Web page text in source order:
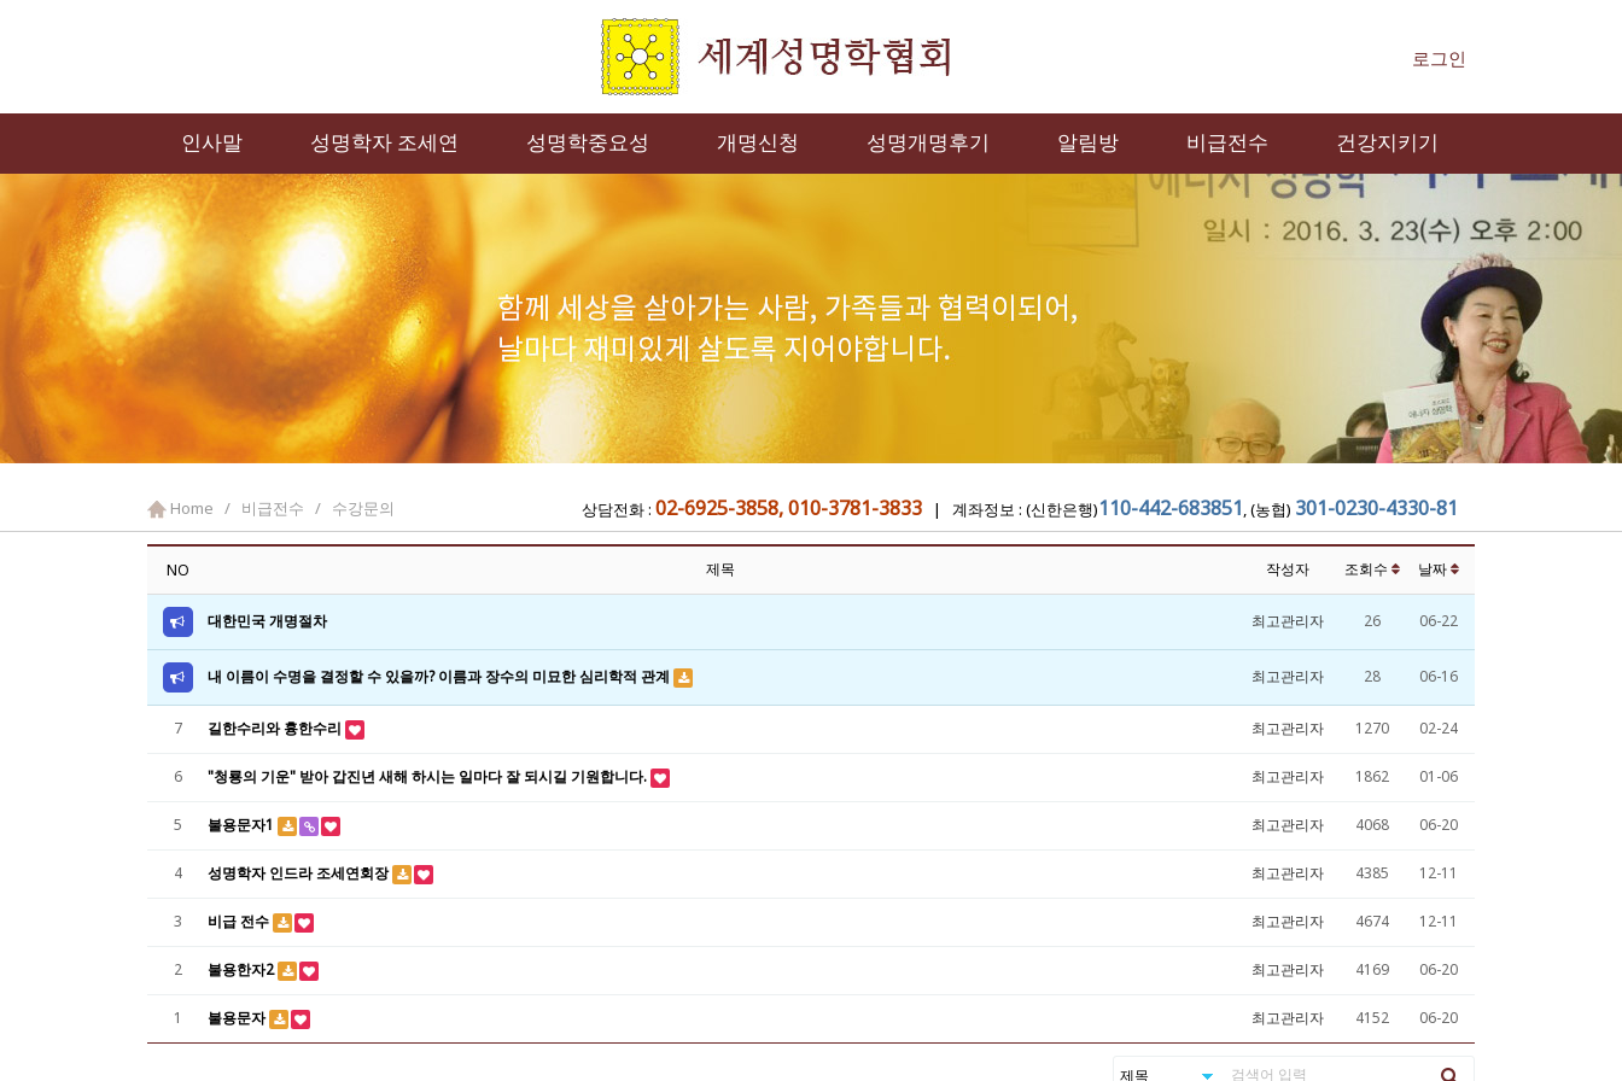
로그인
인사말 성명학자 조세연 성명학중요성 개명신청 성명개명후기 알림방 비급전수 건강지키기
Home / 비급전수 / 수강문의 상담전화 : 02-6925-3858, 010-3781-3833 | 계좌정보 : (신한은행)110-442-683851, (농협) 301-0230-4330-81
NO 제목 작성자 조회수 날짜
대한민국 개명절차 최고관리자 26 06-22
내 이름이 수명을 결정할 수 있을까? 이름과 장수의 미묘한 심리학적 관계 최고관리자 28 06-16
7 길한수리와 흉한수리 최고관리자 1270 02-24
6 "청룡의 기운" 받아 갑진년 새해 하시는 일마다 잘 되시길 기원합니다. 최고관리자 1862 01-06
5 불용문자1 최고관리자 4068 06-20
4 성명학자 인드라 조세연회장 최고관리자 4385 12-11
3 비급 전수 최고관리자 4674 12-11
2 불용한자2 최고관리자 4169 06-20
1 불용문자 최고관리자 4152 06-20